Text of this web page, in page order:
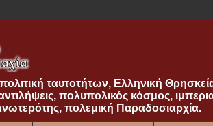
ταυτοτήτων, Ελληνική
πολυπολικός κόσμος,
πολεμική Παραδοσιαρχία.